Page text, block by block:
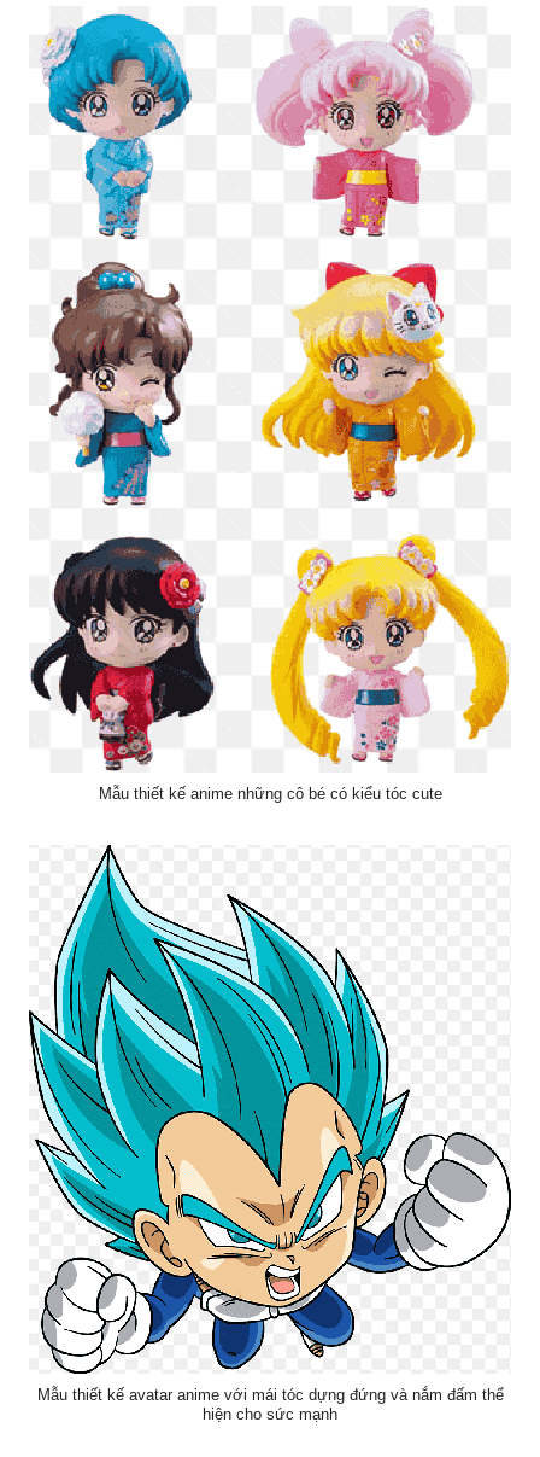
Mẫu thiết kế anime những cô bé có kiểu tóc cute
Mẫu thiết kế avatar anime với mái tóc dựng đứng và nắm đấm thể
hiện cho sức mạnh